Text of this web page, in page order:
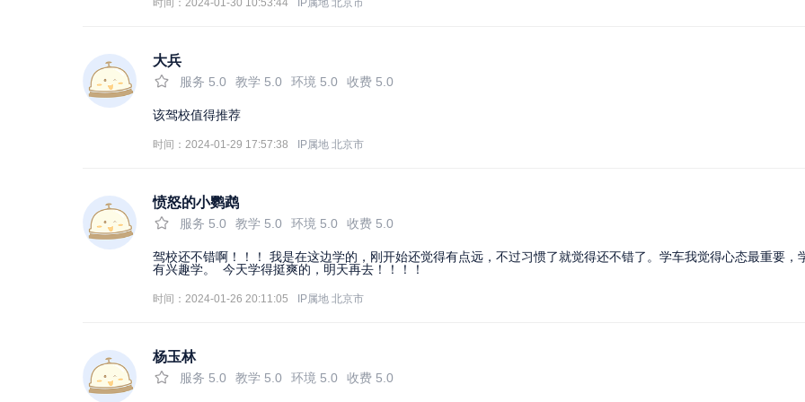
时间：2024-01-30 10:53:44 IP属地 北京市
大兵
服务 5.0 教学 5.0 环境 5.0 收费 5.0
该驾校值得推荐
时间：2024-01-29 17:57:38 IP属地 北京市
愤怒的小鹦鹉
服务 5.0 教学 5.0 环境 5.0 收费 5.0
驾校还不错啊！！！ 我是在这边学的，刚开始还觉得有点远，不过习惯了就觉得还不错了。学车我觉得心态最重要，
有兴趣学。 今天学得挺爽的，明天再去！！！！
时间：2024-01-26 20:11:05 IP属地 北京市
杨玉林
服务 5.0 教学 5.0 环境 5.0 收费 5.0